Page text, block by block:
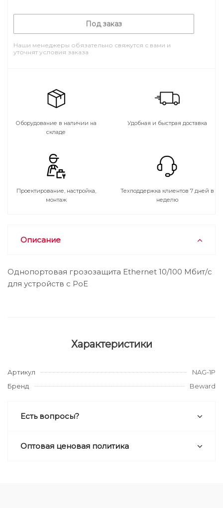
Под заказ
Наши менеджеры обязательно свяжутся с вами и
уточнят условия заказа
Оборудование в наличии на
складе
Удобная и быстрая доставка
Проектирование, настройка,
монтаж
Техподдержка клиентов 7 дней в
неделю
Описание
Однопортовая грозозащита Ethernet 10/100 Мбит/с
для устройств с PoE
Характеристики
Артикул
NAG-1P
Бренд
Beward
Есть вопросы?
Оптовая ценовая политика